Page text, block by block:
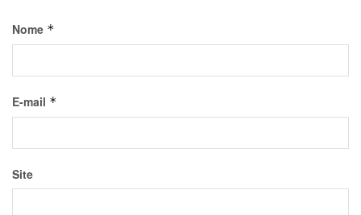
Nome *
E-mail *
Site